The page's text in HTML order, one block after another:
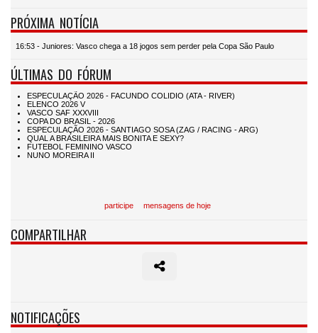
PRÓXIMA NOTÍCIA
16:53 - Juniores: Vasco chega a 18 jogos sem perder pela Copa São Paulo
ÚLTIMAS DO FÓRUM
participe mensagens de hoje
COMPARTILHAR
NOTIFICAÇÕES